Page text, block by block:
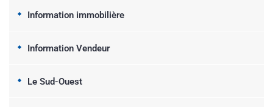
Information immobilière
Information Vendeur
Le Sud-Ouest